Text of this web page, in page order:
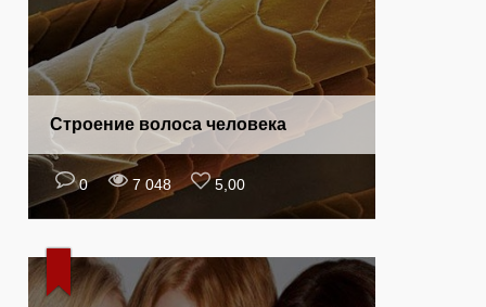
0 7 048 5,00
Строение волоса человека